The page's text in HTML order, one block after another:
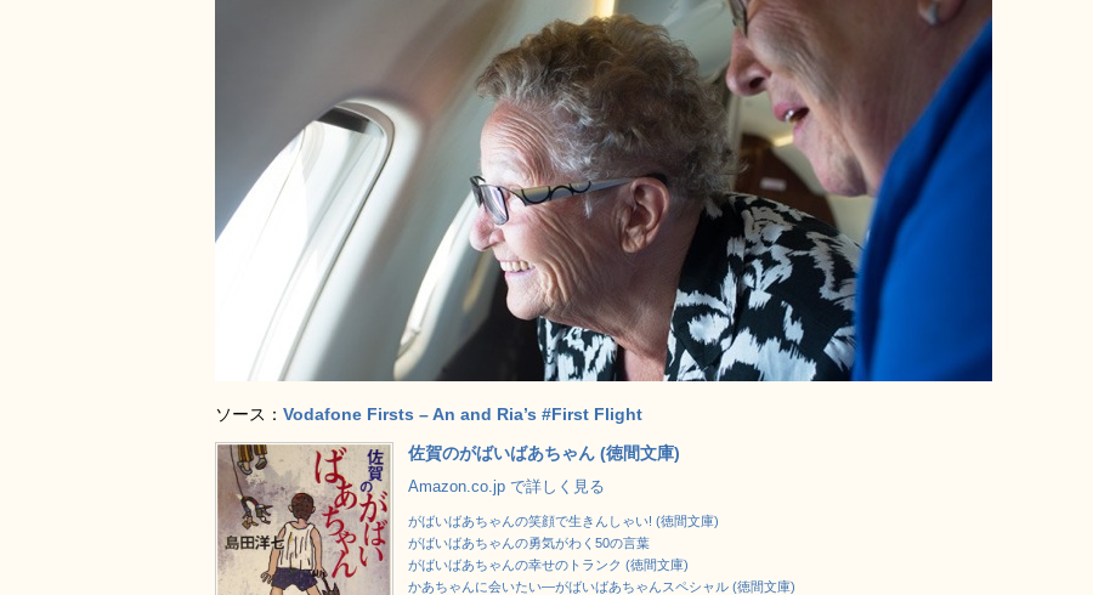
ソース： Vodafone Firsts – An and Ria’s #First Flight
佐賀のがばいばあちゃん (徳間文庫)
Amazon.co.jp で詳しく見る
がばいばあちゃんの笑顔で生きんしゃい! (徳間文庫)
がばいばあちゃんの勇気がわく50の言葉
がばいばあちゃんの幸せのトランク (徳間文庫)
かあちゃんに会いたい―がばいばあちゃんスペシャル (徳間文庫)